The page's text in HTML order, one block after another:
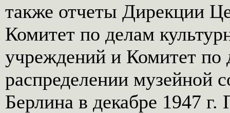
также отчеты Дирекции
Комитет по делам
учреждений и Комитет по
распределении музейной
Берлина в декабре 1947 г.